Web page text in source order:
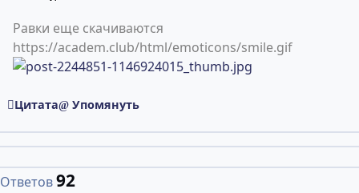
Равки еще скачиваются
https://academ.club/html/emoticons/smile.gif
Цитата Упомянуть
Ответов92